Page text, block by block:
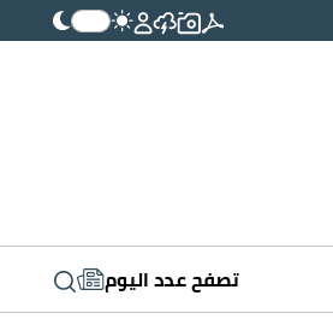
تصفح عدد اليوم